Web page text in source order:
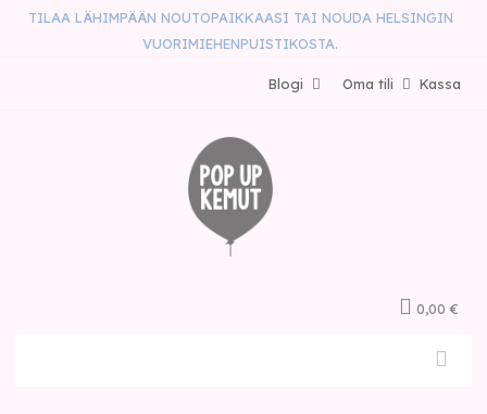
TILAA LÄHIMPÄÄN NOUTOPAIKKAASI TAI NOUDA HELSINGIN
VUORIMIEHENPUISTIKOSTA.
Kassa
Oma tili
Blogi
0,00 €